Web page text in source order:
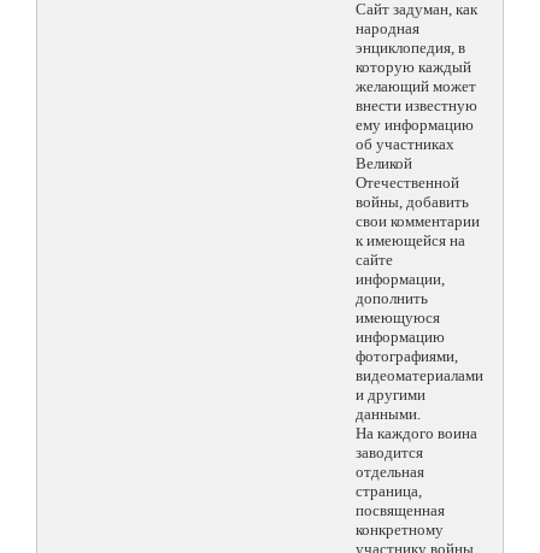
Сайт задуман, как
народная
энциклопедия, в
которую каждый
желающий может
внести известную
ему информацию
об участниках
Великой
Отечественной
войны, добавить
свои комментарии
к имеющейся на
сайте
информации,
дополнить
имеющуюся
информацию
фотографиями,
видеоматериалами
и другими
данными.
На каждого воина
заводится
отдельная
страница,
посвященная
конкретному
участнику войны.